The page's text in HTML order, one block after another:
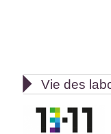
 Vie des